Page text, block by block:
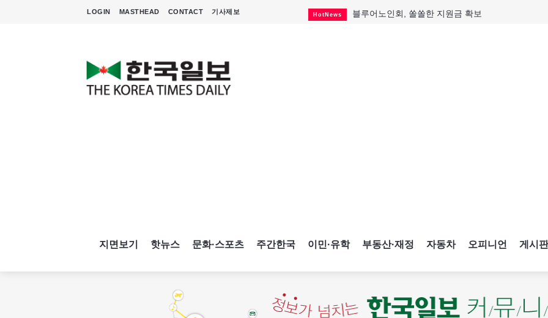
LOGIN MASTHEAD CONTACT 기사제보 HotNews 블루어노인회, 쏠쏠한 지원금 확보
지면보기 핫뉴스 문화·스포츠 주간한국 이민·유학 부동산·재정 자동차 오피니언 게시판